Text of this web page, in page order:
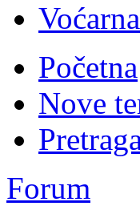
Voćarna
Početna
Nove
Forum